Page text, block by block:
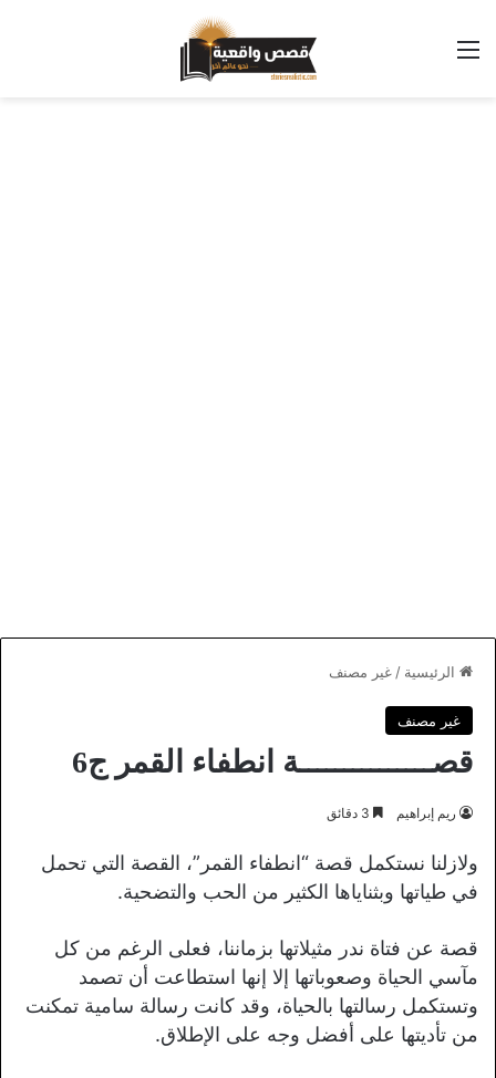
القائمة
الرئيسية / غير مصنف
غير مصنف
قصـــــــــــــــة انطفاء القمر ج6
ريم إبراهيم
ولازلنا نستكمل قصة “انطفاء القمر”، القصة التي تحمل
في طياتها وبثناياها الكثير من الحب والتضحية.
قصة عن فتاة ندر مثيلاتها بزماننا، فعلى الرغم من كل
مآسي الحياة وصعوباتها إلا إنها استطاعت أن تصمد
وتستكمل رسالتها بالحياة، وقد كانت رسالة سامية تمكنت
من تأديتها على أفضل وجه على الإطلاق.